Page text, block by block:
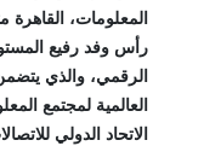
المعلومات،
رأس وفد رفيع
الرقمي، والذي
الاتحاد الدولي